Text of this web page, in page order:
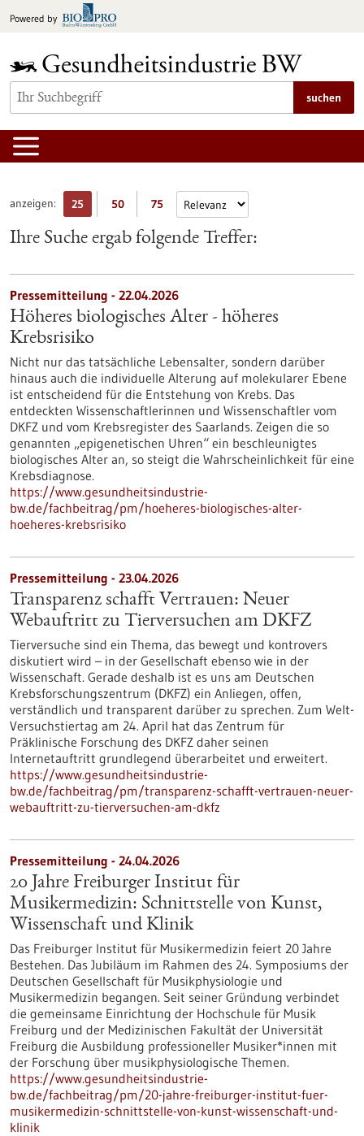
Inhalt
Powered by
suchen
anzeigen: 25 50 75
Ihre Suche ergab folgende Treffer:
Pressemitteilung - 22.04.2026
Höheres biologisches Alter - höheres
Krebsrisiko
Nicht nur das tatsächliche Lebensalter, sondern darüber
hinaus auch die individuelle Alterung auf molekularer Ebene
ist entscheidend für die Entstehung von Krebs. Das
entdeckten Wissenschaftlerinnen und Wissenschaftler vom
DKFZ und vom Krebsregister des Saarlands. Zeigen die so
genannten „epigenetischen Uhren“ ein beschleunigtes
biologisches Alter an, so steigt die Wahrscheinlichkeit für eine
Krebsdiagnose.
https://www.gesundheitsindustrie-
bw.de/fachbeitrag/pm/hoeheres-biologisches-alter-
hoeheres-krebsrisiko
Pressemitteilung - 23.04.2026
Transparenz schafft Vertrauen: Neuer
Webauftritt zu Tierversuchen am DKFZ
Tierversuche sind ein Thema, das bewegt und kontrovers
diskutiert wird – in der Gesellschaft ebenso wie in der
Wissenschaft. Gerade deshalb ist es uns am Deutschen
Krebsforschungszentrum (DKFZ) ein Anliegen, offen,
verständlich und transparent darüber zu sprechen. Zum Welt-
Versuchstiertag am 24. April hat das Zentrum für
Präklinische Forschung des DKFZ daher seinen
Internetauftritt grundlegend überarbeitet und erweitert.
https://www.gesundheitsindustrie-
bw.de/fachbeitrag/pm/transparenz-schafft-vertrauen-neuer-
webauftritt-zu-tierversuchen-am-dkfz
Pressemitteilung - 24.04.2026
20 Jahre Freiburger Institut für
Musikermedizin: Schnittstelle von Kunst,
Wissenschaft und Klinik
Das Freiburger Institut für Musikermedizin feiert 20 Jahre
Bestehen. Das Jubiläum im Rahmen des 24. Symposiums der
Deutschen Gesellschaft für Musikphysiologie und
Musikermedizin begangen. Seit seiner Gründung verbindet
die gemeinsame Einrichtung der Hochschule für Musik
Freiburg und der Medizinischen Fakultät der Universität
Freiburg die Ausbildung professioneller Musiker*innen mit
der Forschung über musikphysiologische Themen.
https://www.gesundheitsindustrie-
bw.de/fachbeitrag/pm/20-jahre-freiburger-institut-fuer-
musikermedizin-schnittstelle-von-kunst-wissenschaft-und-
klinik